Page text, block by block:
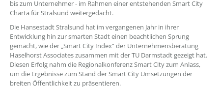
bis zum Unternehmer - im Rahmen einer entstehenden Smart City
Charta für Stralsund weitergedacht.
Die Hansestadt Stralsund hat im vergangenen Jahr in ihrer
Entwicklung hin zur smarten Stadt einen beachtlichen Sprung
gemacht, wie der „Smart City Index“ der Unternehmensberatung
Haselhorst Associates zusammen mit der TU Darmstadt gezeigt hat.
Diesen Erfolg nahm die Regionalkonferenz Smart City zum Anlass,
um die Ergebnisse zum Stand der Smart City Umsetzungen der
breiten Öffentlichkeit zu präsentieren.